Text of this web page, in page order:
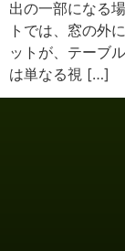
出の一部になる
トでは、窓の外
ットが、テーブ
は単なる視 […]